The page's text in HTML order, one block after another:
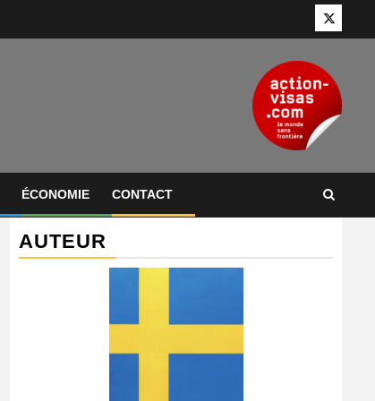
Twitter
ÉCONOMIE CONTACT
AUTEUR